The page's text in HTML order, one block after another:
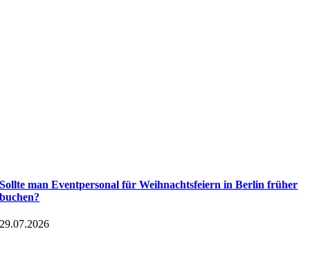
Sollte man Eventpersonal für Weihnachtsfeiern in Berlin früher
buchen?
29.07.2026